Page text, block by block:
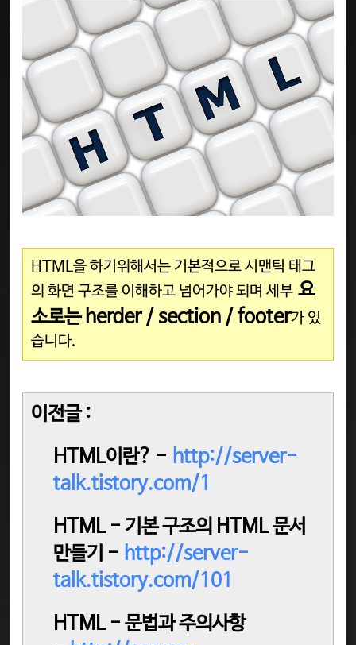
HTML을 하기위해서는 기본적으로 시맨틱 태그
의 화면 구조를 이해하고 넘어가야 되며 세부 요
소로는 herder / section / footer가 있
습니다.
이전글 :
HTML이란? - http://server-
talk.tistory.com/1
HTML - 기본 구조의 HTML 문서
만들기 - http://server-
talk.tistory.com/101
HTML - 문법과 주의사항